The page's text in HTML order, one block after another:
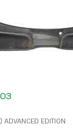
EDITION